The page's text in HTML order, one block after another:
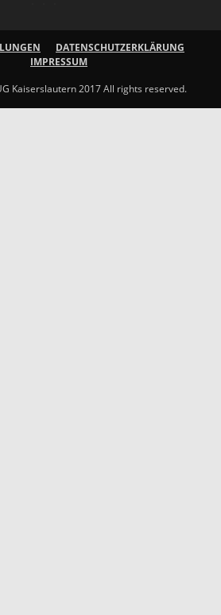
DATENSCHUTZERKLÄRUNG
IMPRESSUM
Kaiserslautern 2017 All rights reserved.